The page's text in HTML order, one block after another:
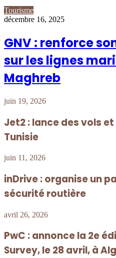
Tourisme
décembre 16, 2025
GNV : renforce
sur les lignes
Maghreb
juin 19, 2026
Jet2 : lance des vols
Tunisie
juin 11, 2026
inDrive : organise un
sécurité routière
avril 26, 2026
PwC : annonce la 2e
Survey, le 28 avril, à